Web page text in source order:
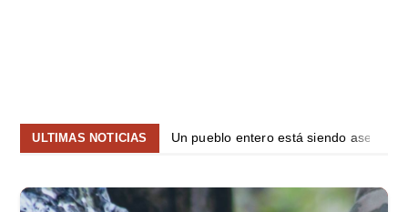
ULTIMAS NOTICIAS
Un pueblo entero está siendo
Consulado de España en La Habana,